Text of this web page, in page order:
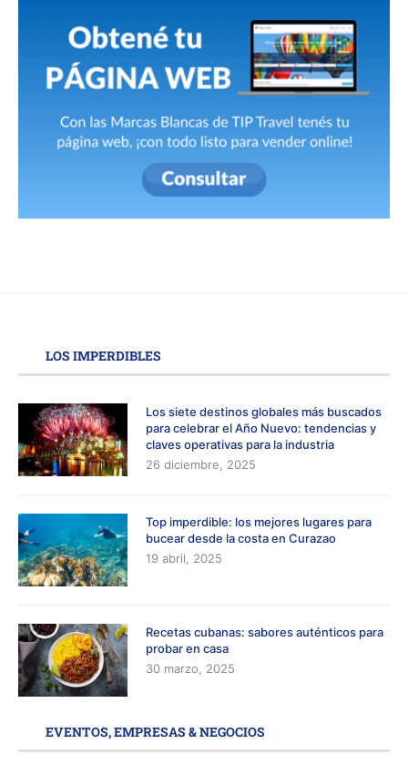
LOS IMPERDIBLES
Los siete destinos globales más buscados
para celebrar el Año Nuevo: tendencias y
claves operativas para la industria
26 diciembre, 2025
Top imperdible: los mejores lugares para
bucear desde la costa en Curazao
19 abril, 2025
Recetas cubanas: sabores auténticos para
probar en casa
30 marzo, 2025
EVENTOS, EMPRESAS & NEGOCIOS